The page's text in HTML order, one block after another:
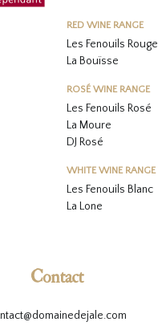
RED WINE RANGE
Les Fenouils Rouge
La Bouïsse
ROSÉ WINE RANGE
Les Fenouils Rosé
La Moure
DJ Rosé
WHITE WINE RANGE
Les Fenouils Blanc
La Lone
Contact